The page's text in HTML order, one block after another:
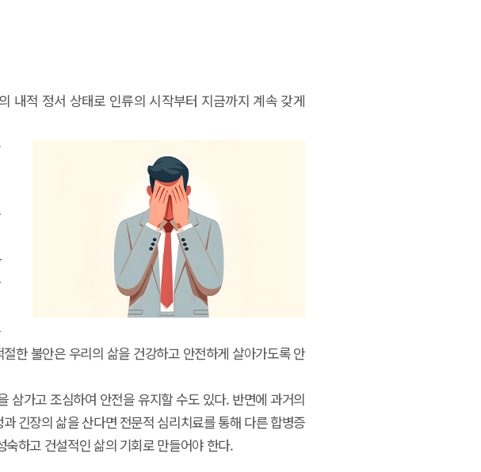
내적 정서 상태로 인류의 시작부터 지금까지 계속 갖게
한 불안은 우리의 삶을 건강하고 안전하게 살아가도록 안
삼가고 조심하여 안전을 유지할 수도 있다. 반면에 과거의
긴장의 삶을 산다면 전문적 심리치료를 통해 다른 합병증
하고 건설적인 삶의 기회로 만들어야 한다.